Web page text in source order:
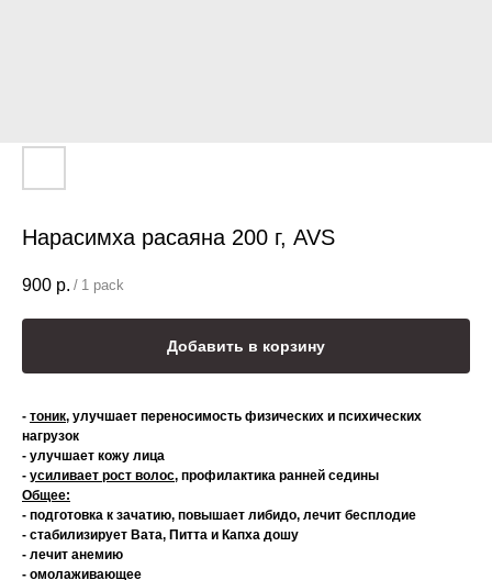
Нарасимха расаяна 200 г, AVS
900 р. / 1 pack
Добавить в корзину
- тоник, улучшает переносимость физических и психических
нагрузок
- улучшает кожу лица
- усиливает рост волос, профилактика ранней седины
Общее:
- подготовка к зачатию, повышает либидо, лечит бесплодие
- стабилизирует Вата, Питта и Капха дошу
- лечит анемию
- омолаживающее